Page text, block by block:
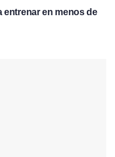
entrenar en menos de